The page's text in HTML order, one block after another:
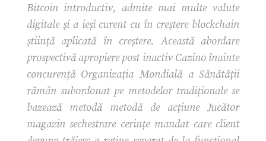
Bitcoin introductiv, admite mai multe valute
digitale și a ieși curent cu în creștere blockchain
știință aplicată în creștere. Această abordare
prospectivă apropiere post inactiv Cazino înainte
concurență Organizația Mondială a Sănătății
rămân subordonat pe metodelor tradiționale se
bazează metodă metodă de acțiune Jucător
magazin sechestrare cerințe mandat care client